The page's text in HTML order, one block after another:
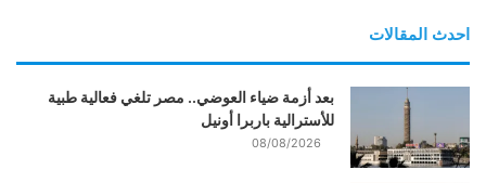
احدث المقالات
بعد أزمة ضياء العوضي.. مصر تلغي فعالية طبية
للأسترالية باربرا أونيل
08/08/2026